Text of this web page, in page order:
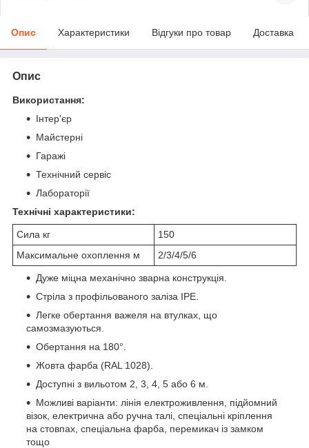
Опис Характеристики Відгуки про товар Доставка
Опис
Використання:
Інтер'єр
Майстерні
Гаражі
Технічний сервіс
Лабораторії
Технічні характеристики:
Сила кг
150
Максимальне охоплення м
2/3/4/5/6
Дуже міцна механічно зварна конструкція.
Стріла з профільованого заліза IPE.
Легке обертання важеля на втулках, що
самозмазуються.
Обертання на 180°.
Жовта фарба (RAL 1028).
Доступні з вильотом 2, 3, 4, 5 або 6 м.
Можливі варіанти: лінія електроживлення, підйомний
візок, електрична або ручна талі, спеціальні кріплення
на стовпах, спеціальна фарба, перемикач із замком
тощо